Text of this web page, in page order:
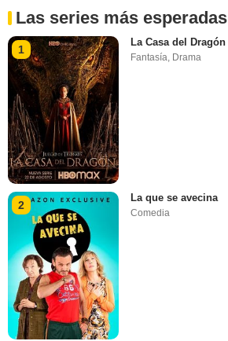
Las series más esperadas
1
La Casa del Dragón
Fantasía Drama
2
La que se avecina
Comedia